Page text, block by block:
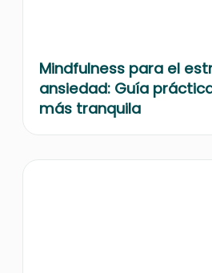
Mindfulness para el
ansiedad: Guía
más tranquila